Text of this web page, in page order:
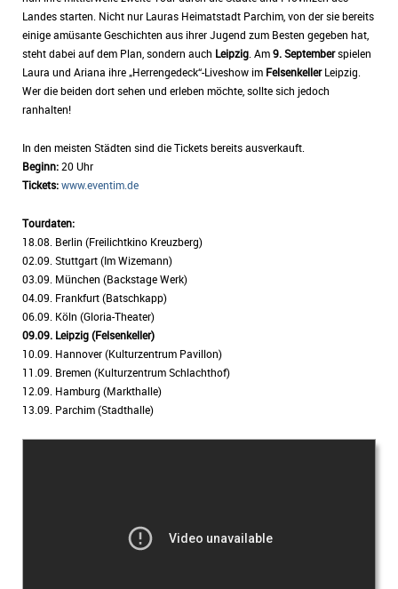
Landes starten. Nicht nur Lauras Heimatstadt Parchim, von der sie bereits
einige amüsante Geschichten aus ihrer Jugend zum Besten gegeben hat,
steht dabei auf dem Plan, sondern auch Leipzig . Am9. Septemberspielen
Laura und Ariana ihre „Herrengedeck“-Liveshow im FelsenkellerLeipzig.
Wer die beiden dort sehen und erleben möchte, sollte sich jedoch
ranhalten!
In den meisten Städten sind die Tickets bereits ausverkauft.
Beginn:20 Uhr
Tickets:www.eventim.de
Tourdaten:
18.08. Berlin (Freilichtkino Kreuzberg)
02.09. Stuttgart (Im Wizemann)
03.09. München (Backstage Werk)
04.09. Frankfurt (Batschkapp)
06.09. Köln (Gloria-Theater)
09.09. Leipzig (Felsenkeller)
10.09. Hannover (Kulturzentrum Pavillon)
11.09. Bremen (Kulturzentrum Schlachthof)
12.09. Hamburg (Markthalle)
13.09. Parchim (Stadthalle)